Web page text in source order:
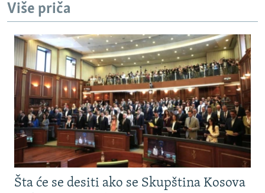
Više priča
Šta će se desiti ako se Skupština Kosova